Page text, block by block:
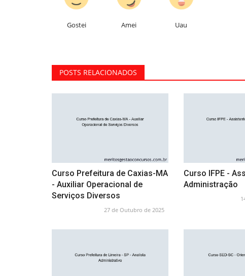
Gostei Amei Uau
POSTS RELACIONADOS
Curso Prefeitura de Caxias-MA
- Auxiliar Operacional de
Serviços Diversos
27 de Outubro de 2025
Curso IFPE -
Administração